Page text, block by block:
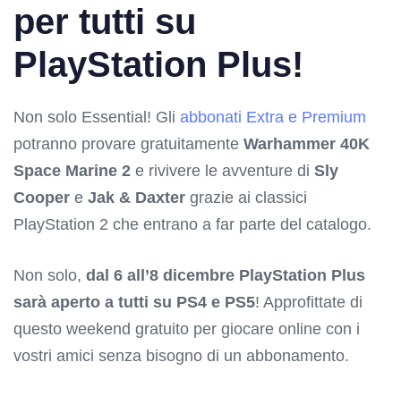
per tutti su
PlayStation Plus!
Non solo Essential! Gli abbonati Extra e Premium
potranno provare gratuitamente Warhammer 40K
Space Marine 2 e rivivere le avventure di Sly
Cooper e Jak & Daxter grazie ai classici
PlayStation 2 che entrano a far parte del catalogo.
Non solo, dal 6 all’8 dicembre PlayStation Plus
sarà aperto a tutti su PS4 e PS5! Approfittate di
questo weekend gratuito per giocare online con i
vostri amici senza bisogno di un abbonamento.